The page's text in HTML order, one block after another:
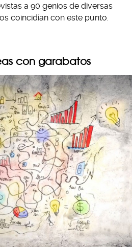
a 90 genios de diversas
coincidían con este punto.
con garabatos